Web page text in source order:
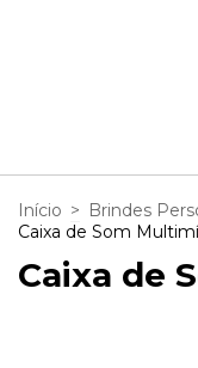
Início > Brindes
Caixa de Som
Caixa de